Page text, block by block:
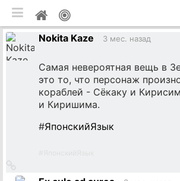
Мой
профиль
Nokita Kaze
3 мес. назад
Самая невероятная вещь в
это то, что персонаж
кораблей - Сёкаку и
и Киришима.
#ЯпонскийЯзык
на
мобильная версия